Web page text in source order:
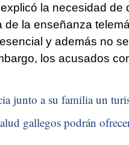
la necesidad
de la enseñanza
y además no
los acusados
junto a su familia un
gallegos podrán